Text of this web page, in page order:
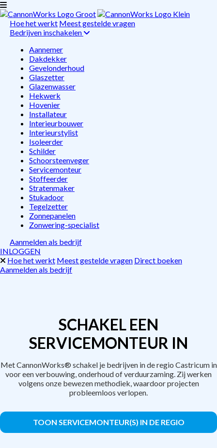
Hoe het werkt Meest gestelde vragen
Bedrijven inschakelen
Aannemer
Dakdekker
Gevelonderhoud
Glaszetter
Glazenwasser
Hekwerk
Hovenier
Installateur
Interieurbouwer
Interieurstylist
Isoleerder
Schilder
Schoorsteenveger
Servicemonteur
Stoffeerder
Stratenmaker
Stukadoor
Tegelzetter
Zonnepanelen
Zonwering-specialist
Aanmelden als bedrijf
INLOGGEN
Hoe het werkt Meest gestelde vragen Direct boeken
Aanmelden als bedrijf
SCHAKEL EEN
SERVICEMONTEUR IN
Met CannonWorks® schakel je bedrijven in de regio Castricum in
voor een verbouwing, onderhoud of verduurzaming. Zij werken
volgens onze bewezen methodiek, waardoor projecten
probleemloos verlopen.
TOON SERVICEMONTEUR(S) IN DE REGIO